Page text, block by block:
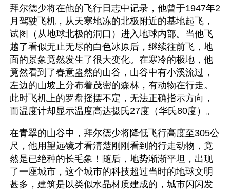
拜尔德少将在他的飞行日志中记录，他曾于1947年2
月驾驶飞机，从天寒地冻的北极附近的基地起飞，
试图（从地球北极的洞口）进入地球内部。当他飞
越了看似无止无尽的白色冰原后，继续往前飞，地
面的景象竟然发生了很大变化。在寒冷的极地，他
竟然看到了春意盎然的山谷，山谷中有小溪流过，
左边的山坡上分布着茂密的森林，有动物在行走。
此时飞机上的罗盘摇摆不定，无法正确指示方向，
而温度计却显示温度高达摄氏27度（华氏80度）。
在青翠的山谷中，拜尔德少将降低飞行高度至305公
尺，他用望远镜才看清楚刚刚看到的行走动物，竟
然是已绝种的长毛象！随后，地势渐渐平坦，出现
了一座城市，这个城市的科技超过当时的地球文明
甚多，建筑是以类似水晶材质建成的，城市闪闪发